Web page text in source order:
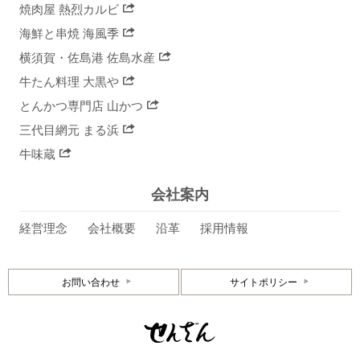
焼肉屋 熱烈カルビ
海鮮と串焼 海風季
横須賀・佐島港 佐島水産
牛たん料理 大黒や
とんかつ専門店 山かつ
三代目網元 まる浜
牛味蔵
会社案内
経営理念 会社概要 沿革 採用情報
お問い合わせ サイトポリシー